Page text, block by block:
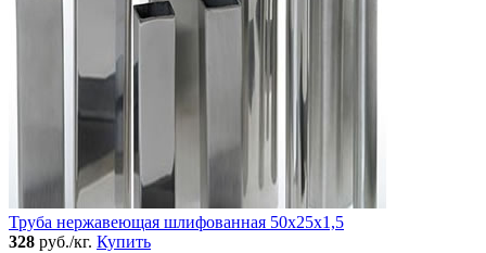
Труба нержавеющая шлифованная 50х25х1,5
328 руб./кг. Купить